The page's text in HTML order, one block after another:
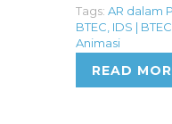
Tags: AR dalam
BTEC IDS | BTEC
Animasi
READ